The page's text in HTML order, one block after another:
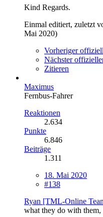
Kind Regards.
Einmal editiert, zuletzt
Mai 2020)
Vorheriger
Nächster
Zitieren
Maximus
Fernbus-Fahrer
Reaktionen
2.634
Punkte
6.846
Beiträge
1.311
18. Mai 2020
#138
Ryan [TML-Online
what they do with